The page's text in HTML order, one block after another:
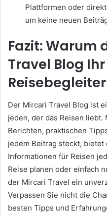
Plattformen oder
um keine neuen
Fazit: Warum
Travel Blog
Der Mircari Travel Blog ist
jeden, der das Reisen
Berichten, praktischen
jedem Beitrag steckt,
Informationen für Reisen
Reise planen oder einfach
der Mircari Travel ein
Verpassen Sie nicht die
besten Tipps und